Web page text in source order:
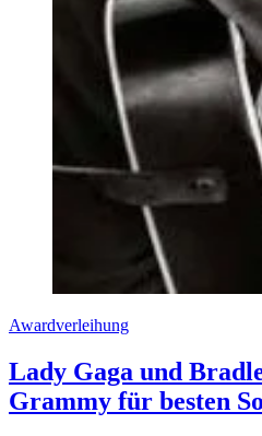
Awardverleihung
Lady Gaga und
Grammy für besten